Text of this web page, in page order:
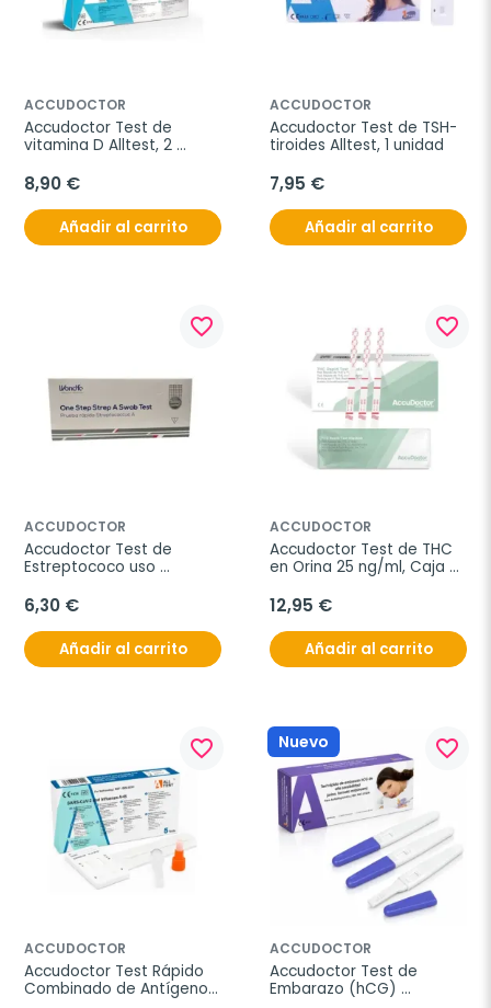
ACCUDOCTOR
Accudoctor Test de
vitamina D Alltest, 2
8,90 €
Añadir al carrito
ACCUDOCTOR
Accudoctor Test de TSH-
tiroides Alltest, 1 unidad
7,95 €
Añadir al carrito
favorite_border
ACCUDOCTOR
Accudoctor Test de
Estreptococo uso
1 unidad
6,30 €
Añadir al carrito
favorite_border
ACCUDOCTOR
Accudoctor Test de THC
en Orina 25 ng/ml, Caja
12,95 €
Añadir al carrito
favorite_border
ACCUDOCTOR
Accudoctor Test Rápido
Combinado de Antígenos
Nuevo favorite_border
ACCUDOCTOR
Accudoctor Test de
Embarazo (hCG)